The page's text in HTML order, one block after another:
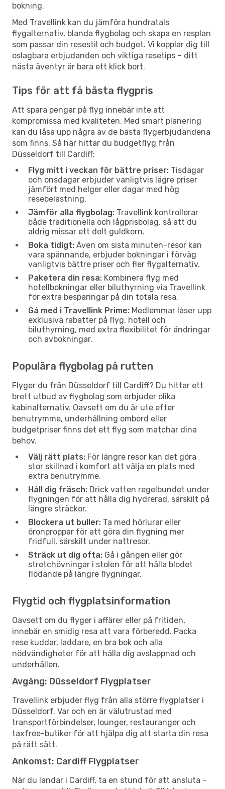
bokning.
Med Travellink kan du jämföra hundratals
flygalternativ, blanda flygbolag och skapa en resplan
som passar din resestil och budget. Vi kopplar dig till
oslagbara erbjudanden och viktiga resetips – ditt
nästa äventyr är bara ett klick bort.
Tips för att få bästa flygpris
Att spara pengar på flyg innebär inte att
kompromissa med kvaliteten. Med smart planering
kan du låsa upp några av de bästa flygerbjudandena
som finns. Så här hittar du budgetflyg från
Düsseldorf till Cardiff:
Flyg mitt i veckan för bättre priser: Tisdagar
och onsdagar erbjuder vanligtvis lägre priser
jämfört med helger eller dagar med hög
resebelastning.
Jämför alla flygbolag: Travellink kontrollerar
både traditionella och lågprisbolag, så att du
aldrig missar ett dolt guldkorn.
Boka tidigt: Även om sista minuten-resor kan
vara spännande, erbjuder bokningar i förväg
vanligtvis bättre priser och fler flygalternativ.
Paketera din resa: Kombinera flyg med
hotellbokningar eller biluthyrning via Travellink
för extra besparingar på din totala resa.
Gå med i Travellink Prime: Medlemmar låser upp
exklusiva rabatter på flyg, hotell och
biluthyrning, med extra flexibilitet för ändringar
och avbokningar.
Populära flygbolag på rutten
Flyger du från Düsseldorf till Cardiff? Du hittar ett
brett utbud av flygbolag som erbjuder olika
kabinalternativ. Oavsett om du är ute efter
benutrymme, underhållning ombord eller
budgetpriser finns det ett flyg som matchar dina
behov.
Välj rätt plats: För längre resor kan det göra
stor skillnad i komfort att välja en plats med
extra benutrymme.
Håll dig fräsch: Drick vatten regelbundet under
flygningen för att hålla dig hydrerad, särskilt på
längre sträckor.
Blockera ut buller: Ta med hörlurar eller
öronproppar för att göra din flygning mer
fridfull, särskilt under nattresor.
Sträck ut dig ofta: Gå i gången eller gör
stretchövningar i stolen för att hålla blodet
flödande på längre flygningar.
Flygtid och flygplatsinformation
Oavsett om du flyger i affärer eller på fritiden,
innebär en smidig resa att vara förberedd. Packa
rese kuddar, laddare, en bra bok och alla
nödvändigheter för att hålla dig avslappnad och
underhållen.
Avgång: Düsseldorf Flygplatser
Travellink erbjuder flyg från alla större flygplatser i
Düsseldorf. Var och en är välutrustad med
transportförbindelser, lounger, restauranger och
taxfree-butiker för att hjälpa dig att starta din resa
på rätt sätt.
Ankomst: Cardiff Flygplatser
När du landar i Cardiff, ta en stund för att ansluta –